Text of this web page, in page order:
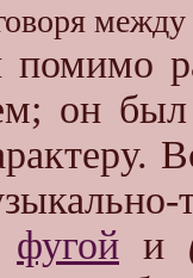
он
фугой и